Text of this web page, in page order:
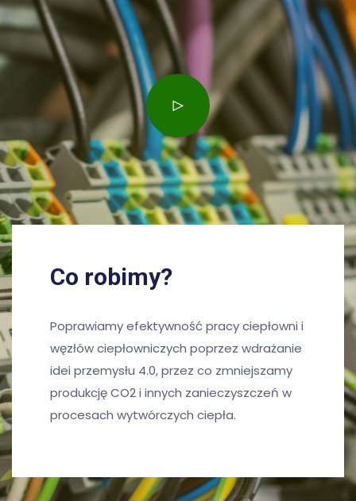
Co robimy?
Poprawiamy efektywność pracy ciepłowni i
węzłów ciepłowniczych poprzez wdrażanie
idei przemysłu 4.0, przez co zmniejszamy
produkcję CO2 i innych zanieczyszczeń w
procesach wytwórczych ciepła.